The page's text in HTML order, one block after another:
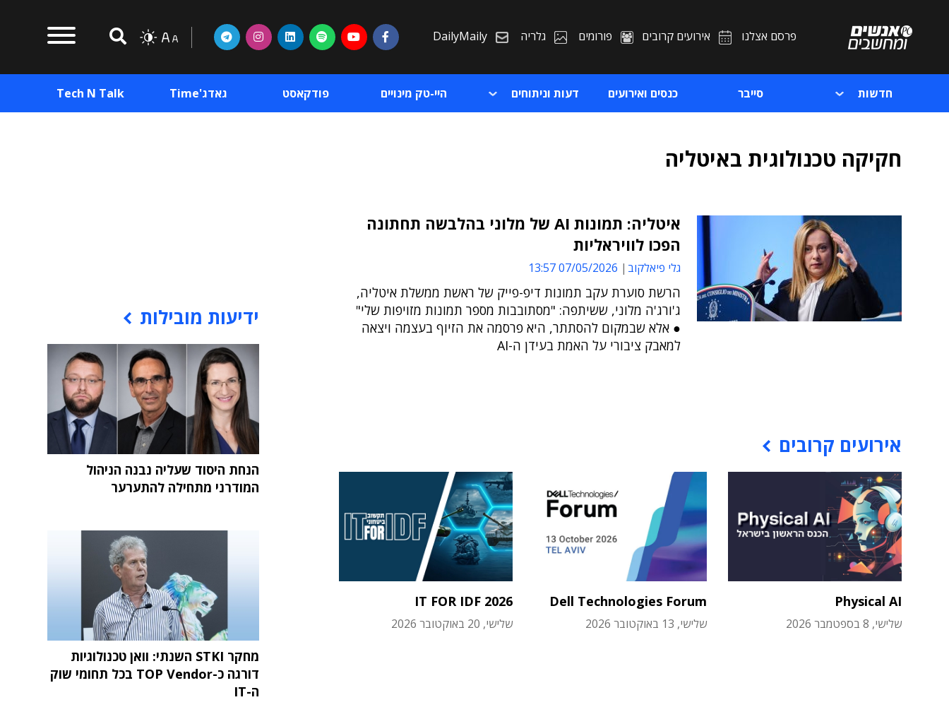
פרסם אצלנו אירועים קרובים פורומים גלריה DailyMaily
חדשות סייבר כנסים ואירועים דעות וניתוחים היי-טק מינויים פודקאסט גאדג'Time Tech N Talk
חקיקה טכנולוגית באיטליה
איטליה: תמונות AI של מלוני בהלבשה תחתונה
הפכו לוויראליות
גלי פיאלקוב 07/05/2026 13:57
הרשת סוערת עקב תמונות דיפ-פייק של ראשת ממשלת איטליה,
ג'ורג'ה מלוני, ששיתפה: "מסתובבות מספר תמונות מזויפות שלי"
● אלא שבמקום להסתתר, היא פרסמה את הזיוף בעצמה ויצאה
למאבק ציבורי על האמת בעידן ה-AI
אירועים קרובים
Physical AI
שלישי, 8 בספטמבר 2026
Dell Technologies Forum
שלישי, 13 באוקטובר 2026
IT FOR IDF 2026
שלישי, 20 באוקטובר 2026
ידיעות מובילות
הנחת היסוד שעליה נבנה הניהול
המודרני מתחילה להתערער
מחקר STKI השנתי: וואן טכנולוגיות
דורגה כ-TOP Vendor בכל תחומי שוק
ה-IT